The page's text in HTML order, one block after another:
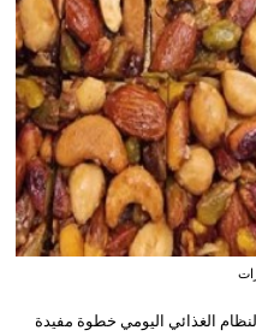
الغذائي اليومي خطوة مفيدة